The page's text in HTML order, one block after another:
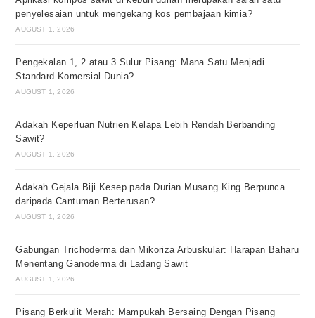
penyelesaian untuk mengekang kos pembajaan kimia?
AUGUST 1, 2026
Pengekalan 1, 2 atau 3 Sulur Pisang: Mana Satu Menjadi
Standard Komersial Dunia?
AUGUST 1, 2026
Adakah Keperluan Nutrien Kelapa Lebih Rendah Berbanding
Sawit?
AUGUST 1, 2026
Adakah Gejala Biji Kesep pada Durian Musang King Berpunca
daripada Cantuman Berterusan?
AUGUST 1, 2026
Gabungan Trichoderma dan Mikoriza Arbuskular: Harapan Baharu
Menentang Ganoderma di Ladang Sawit
AUGUST 1, 2026
Pisang Berkulit Merah: Mampukah Bersaing Dengan Pisang